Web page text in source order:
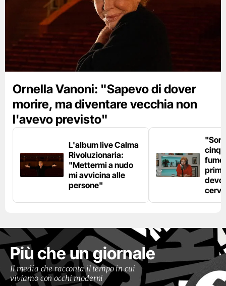
Ornella Vanoni: "Sapevo di dover
morire, ma diventare vecchia non
l'avevo previsto"
L'album live Calma
Rivoluzionaria:
"Mettermi a nudo
mi avvicina alle
persone"
fumo
devo
Più che un giornale
Il media che racconta il tempo in cui
viviamo con occhi moderni